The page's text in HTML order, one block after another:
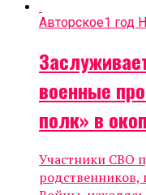
Авторское1 год
военные
полк» в
Участники СВО
родственников,